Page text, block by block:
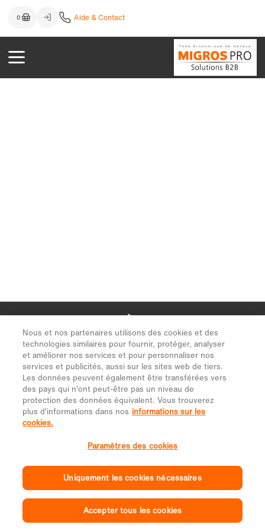
Nous et nos partenaires utilisons des cookies et des
technologies similaires pour fournir, protéger, analyser
et améliorer nos services et pour personnaliser nos
services et publicités, aussi sur les sites web de tiers.
Les données peuvent également être transférées vers
des pays qui n'ont peut-être pas un niveau de
protection des données équivalent. Vous trouverez
plus d'informations dans nos informations sur les
cookies.
Paramètres des cookies
Uniquement les cookies nécessaires
Accepter tous les cookies